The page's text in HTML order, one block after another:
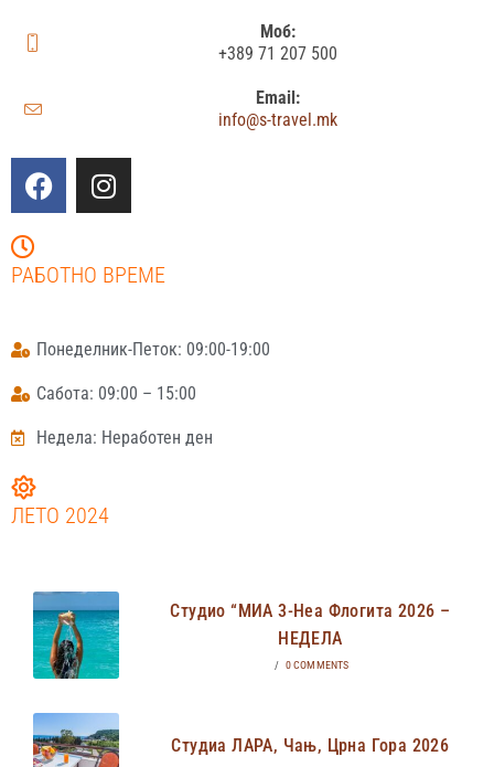
Моб:
+389 71 207 500
Email:
info@s-travel.mk
РАБОТНО ВРЕМЕ
Понеделник-Петок: 09:00-19:00
Сабота: 09:00 – 15:00
Недела: Неработен ден
ЛЕТО 2024
Студио “МИА 3-Неа Флогита 2026 –
НЕДЕЛА
/ 0 COMMENTS
Студиа ЛАРА, Чањ, Црна Гора 2026